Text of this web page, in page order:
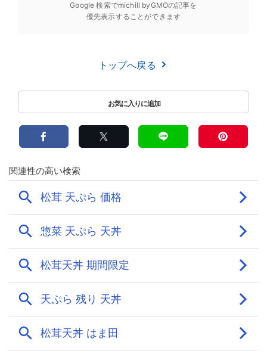
Google 検索でmichill byGMOの記事を
優先表示することができます
トップへ戻る